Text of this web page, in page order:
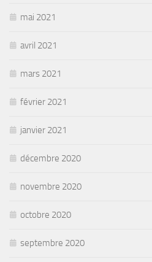
mai 2021
avril 2021
mars 2021
février 2021
janvier 2021
décembre 2020
novembre 2020
octobre 2020
septembre 2020